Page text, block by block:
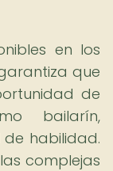
en los
que
de
bailarín,
de habilidad.
complejas